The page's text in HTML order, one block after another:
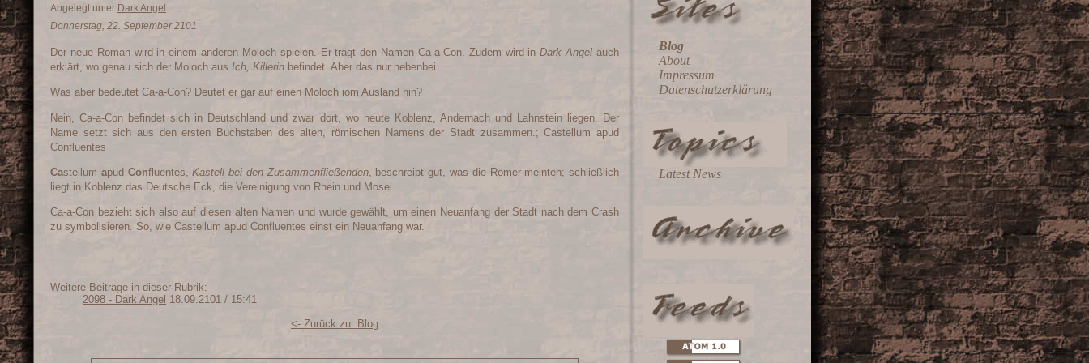
Blog
About
Impressum
Datenschutzerklärung
Latest News
Abgelegt unter Dark Angel
Donnerstag, 22. September 2101
Der neue Roman wird in einem anderen Moloch spielen. Er trägt den Namen Ca-a-Con. Zudem wird inDark Angel auch
erklärt, wo genau sich der Moloch aus Ich, Killerin befindet. Aber das nur nebenbei.
Was aber bedeutet Ca-a-Con? Deutet er gar auf einen Moloch iom Ausland hin?
Nein, Ca-a-Con befindet sich in Deutschland und zwar dort, wo heute Koblenz, Andernach und Lahnstein liegen. Der
Name setzt sich aus den ersten Buchstaben des alten, römischen Namens der Stadt zusammen.; Castellum apud
Confluentes
Castellum apud Confluentes,Kastell bei den Zusammenfließenden, beschreibt gut, was die Römer meinten; schließlich
liegt in Koblenz das Deutsche Eck, die Vereinigung von Rhein und Mosel.
Ca-a-Con bezieht sich also auf diesen alten Namen und wurde gewählt, um einen Neuanfang der Stadt nach dem Crash
zu symbolisieren. So, wie Castellum apud Confluentes einst ein Neuanfang war.
Weitere Beiträge in dieser Rubrik:
2098 - Dark Angel 18.09.2101 / 15:41
<- Zurück zu: Blog